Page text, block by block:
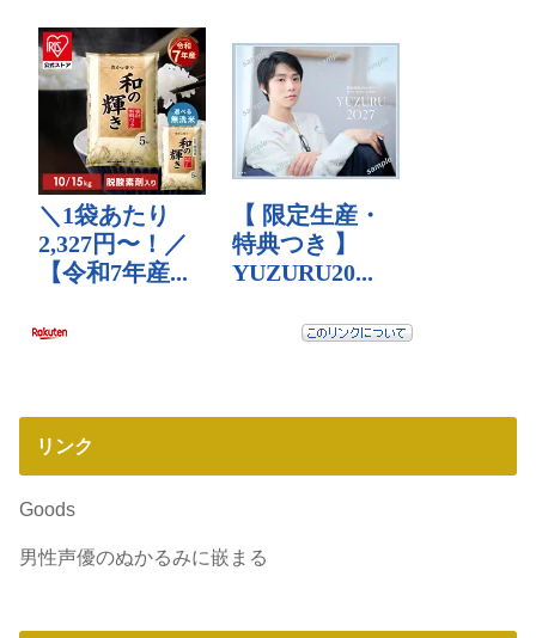
リンク
Goods
男性声優のぬかるみに嵌まる